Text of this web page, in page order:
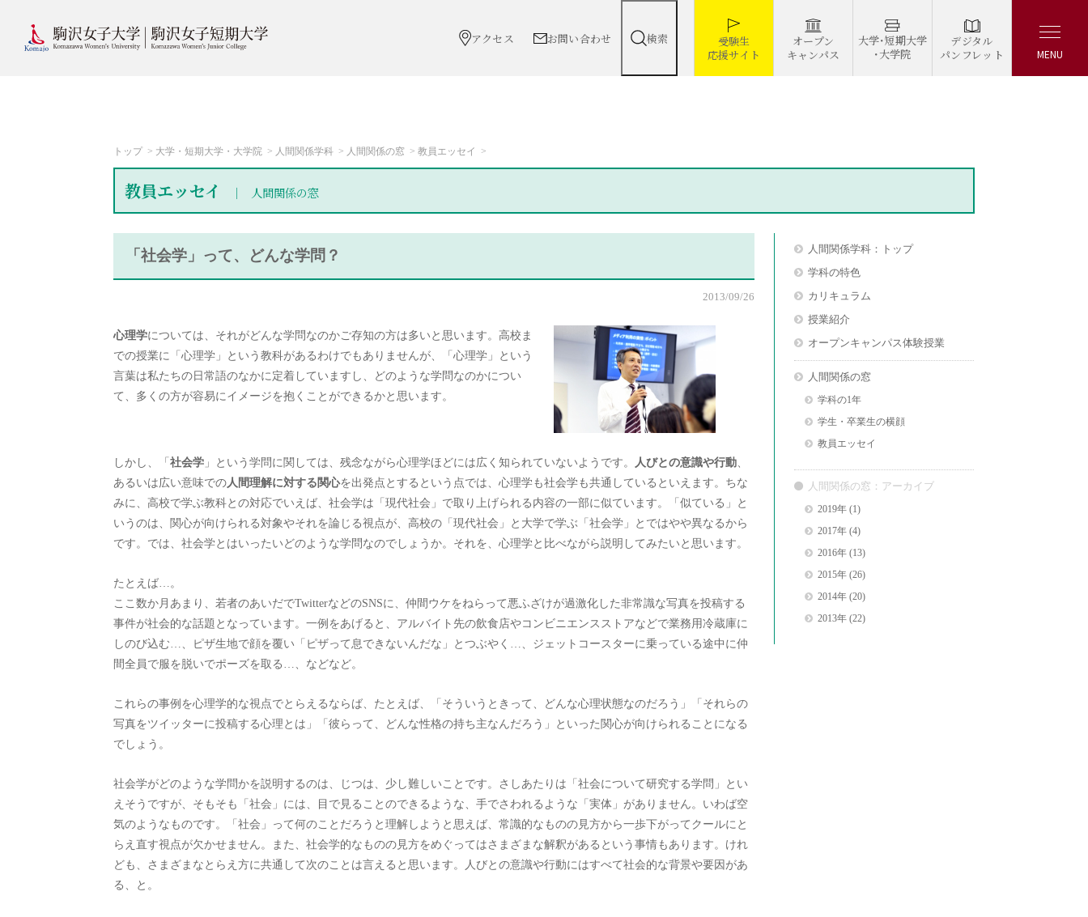
アクセス お問い合わせ 検索
受験生
応援サイト
オープン
キャンパス
大学・短期大学
・大学院
デジタル
パンフレット
MENU
トップ 大学・短期大学・大学院 人間関係学科 人間関係の窓 教員エッセイ
教員エッセイ 人間関係の窓
「社会学」って、どんな学問？
2013/09/26
心理学については、それがどんな学問なのかご存知の方は多いと思います。高校ま
での授業に「心理学」という教科があるわけでもありませんが、「心理学」という
言葉は私たちの日常語のなかに定着していますし、どのような学問なのかについ
て、多くの方が容易にイメージを抱くことができるかと思います。
しかし、「 社会学 」という学問に関しては、残念ながら心理学ほどには広く知られていないようです。 人びとの意識や行動、
あるいは広い意味での人間理解に対する関心を出発点とするという点では、心理学も社会学も共通しているといえます。ちな
みに、高校で学ぶ教科との対応でいえば、社会学は「現代社会」で取り上げられる内容の一部に似ています。「似ている」と
いうのは、関心が向けられる対象やそれを論じる視点が、高校の「現代社会」と大学で学ぶ「社会学」とではやや異なるから
です。では、社会学とはいったいどのような学問なのでしょうか。それを、心理学と比べながら説明してみたいと思います。
たとえば…。
ここ数か月あまり、若者のあいだでTwitterなどのSNSに、仲間ウケをねらって悪ふざけが過激化した非常識な写真を投稿する
事件が社会的な話題となっています。一例をあげると、アルバイト先の飲食店やコンビニエンスストアなどで業務用冷蔵庫に
しのび込む…、ピザ生地で顔を覆い「ピザって息できないんだな」とつぶやく…、ジェットコースターに乗っている途中に仲
間全員で服を脱いでポーズを取る…、などなど。
これらの事例を心理学的な視点でとらえるならば、たとえば、「そういうときって、どんな心理状態なのだろう」「それらの
写真をツイッターに投稿する心理とは」「彼らって、どんな性格の持ち主なんだろう」といった関心が向けられることになる
でしょう。
社会学がどのような学問かを説明するのは、じつは、少し難しいことです。さしあたりは「社会について研究する学問」とい
えそうですが、そもそも「社会」には、目で見ることのできるような、手でさわれるような「実体」がありません。いわば空
気のようなものです。「社会」って何のことだろうと理解しようと思えば、常識的なものの見方から一歩下がってクールにと
らえ直す視点が欠かせません。また、社会学的なものの見方をめぐってはさまざまな解釈があるという事情もあります。けれ
ども、さまざまなとらえ方に共通して次のことは言えると思います。人びとの意識や行動にはすべて社会的な背景や要因があ
る、と。
人間関係学科：トップ
学科の特色
カリキュラム
授業紹介
オープンキャンパス体験授業
人間関係の窓
学科の1年
学生・卒業生の横顔
教員エッセイ
人間関係の窓：アーカイブ
2019年(1)
2017年(4)
2016年(13)
2015年(26)
2014年(20)
2013年(22)